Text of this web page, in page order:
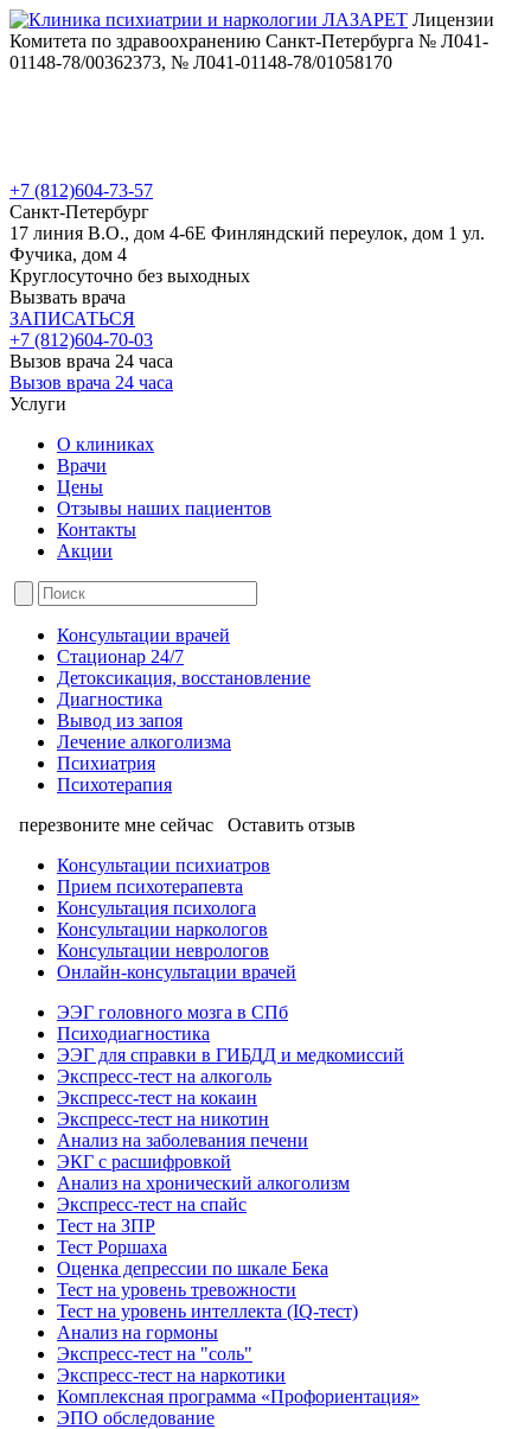
Лицензии
Комитета по здравоохранению Санкт-Петербурга № Л041-
01148-78/00362373, № Л041-01148-78/01058170
+7 (812)604-73-57
Санкт-Петербург
17 линия В.О., дом 4-6Е Финляндский переулок, дом 1 ул.
Фучика, дом 4
Круглосуточно без выходных
Вызвать врача
ЗАПИСАТЬСЯ
+7 (812)604-70-03
Вызов врача 24 часа
Вызов врача 24 часа
Услуги
О клиниках
Врачи
Цены
Отзывы наших пациентов
Контакты
Акции
Консультации врачей
Стационар 24/7
Детоксикация, восстановление
Диагностика
Вывод из запоя
Лечение алкоголизма
Психиатрия
Психотерапия
перезвоните мне сейчас
Оставить отзыв
Консультации психиатров
Прием психотерапевта
Консультация психолога
Консультации наркологов
Консультации неврологов
Онлайн-консультации врачей
ЭЭГ головного мозга в СПб
Психодиагностика
ЭЭГ для справки в ГИБДД и медкомиссий
Экспресс-тест на алкоголь
Экспресс-тест на кокаин
Экспресс-тест на никотин
Анализ на заболевания печени
ЭКГ с расшифровкой
Анализ на хронический алкоголизм
Экспресс-тест на спайс
Тест на ЗПР
Тест Роршаха
Оценка депрессии по шкале Бека
Тест на уровень тревожности
Тест на уровень интеллекта (IQ-тест)
Анализ на гормоны
Экспресс-тест на "соль"
Экспресс-тест на наркотики
Комплексная программа «Профориентация»
ЭПО обследование